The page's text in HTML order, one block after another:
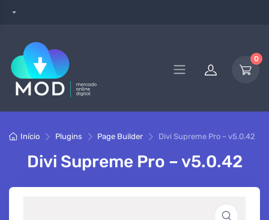
0
Início Plugins Page Builder Divi Supreme Pro – v5.0.42
Divi Supreme Pro – v5.0.42